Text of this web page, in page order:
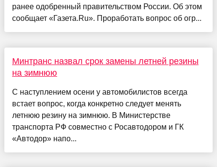
ранее одобренный правительством России. Об этом
сообщает «Газета.Ru». Проработать вопрос об огр...
Минтранс назвал срок замены летней резины
на зимнюю
С наступлением осени у автомобилистов всегда
встает вопрос, когда конкретно следует менять
летнюю резину на зимнюю. В Министерстве
транспорта РФ совместно с Росавтодором и ГК
«Автодор» напо...